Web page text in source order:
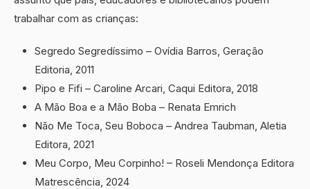
trabalhar com as crianças:
Segredo Segredíssimo – Ovídia Barros, Geração
Editoria, 2011
Pipo e Fifi – Caroline Arcari, Caqui Editora, 2018
A Mão Boa e a Mão Boba – Renata Emrich
Não Me Toca, Seu Boboca – Andrea Taubman, Aletia
Editora, 2021
Meu Corpo, Meu Corpinho! – Roseli Mendonça Editora
Matrescência, 2024